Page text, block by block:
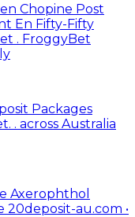
Chopine Post
En Fifty-Fifty
. FroggyBet
Packages
. across Australia
Axerophthol
au.com •